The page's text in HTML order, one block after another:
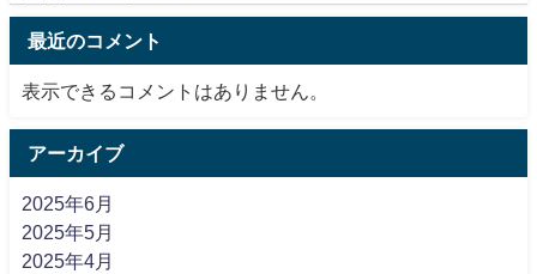
最近のコメント
表示できるコメントはありません。
アーカイブ
2025年6月
2025年5月
2025年4月